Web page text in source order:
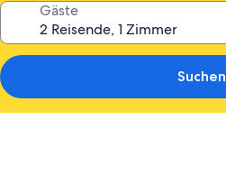
Gäste
Suchen